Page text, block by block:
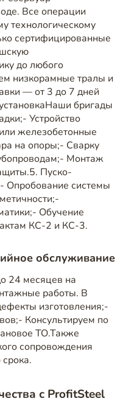
Все операции
технологическому
сертифицированные
до любого
низкорамные тралы и
— от 3 до 7 дней
бригады
Устройство
железобетонные
на опоры;- Сварку
Монтаж
Пуско-
Опробование системы
Обучение
КС-2 и КС-3.
обслуживание
24 месяцев на
работы. В
изготовления;-
Консультируем по
ТО.Также
сопровождения
с ProfitSteel